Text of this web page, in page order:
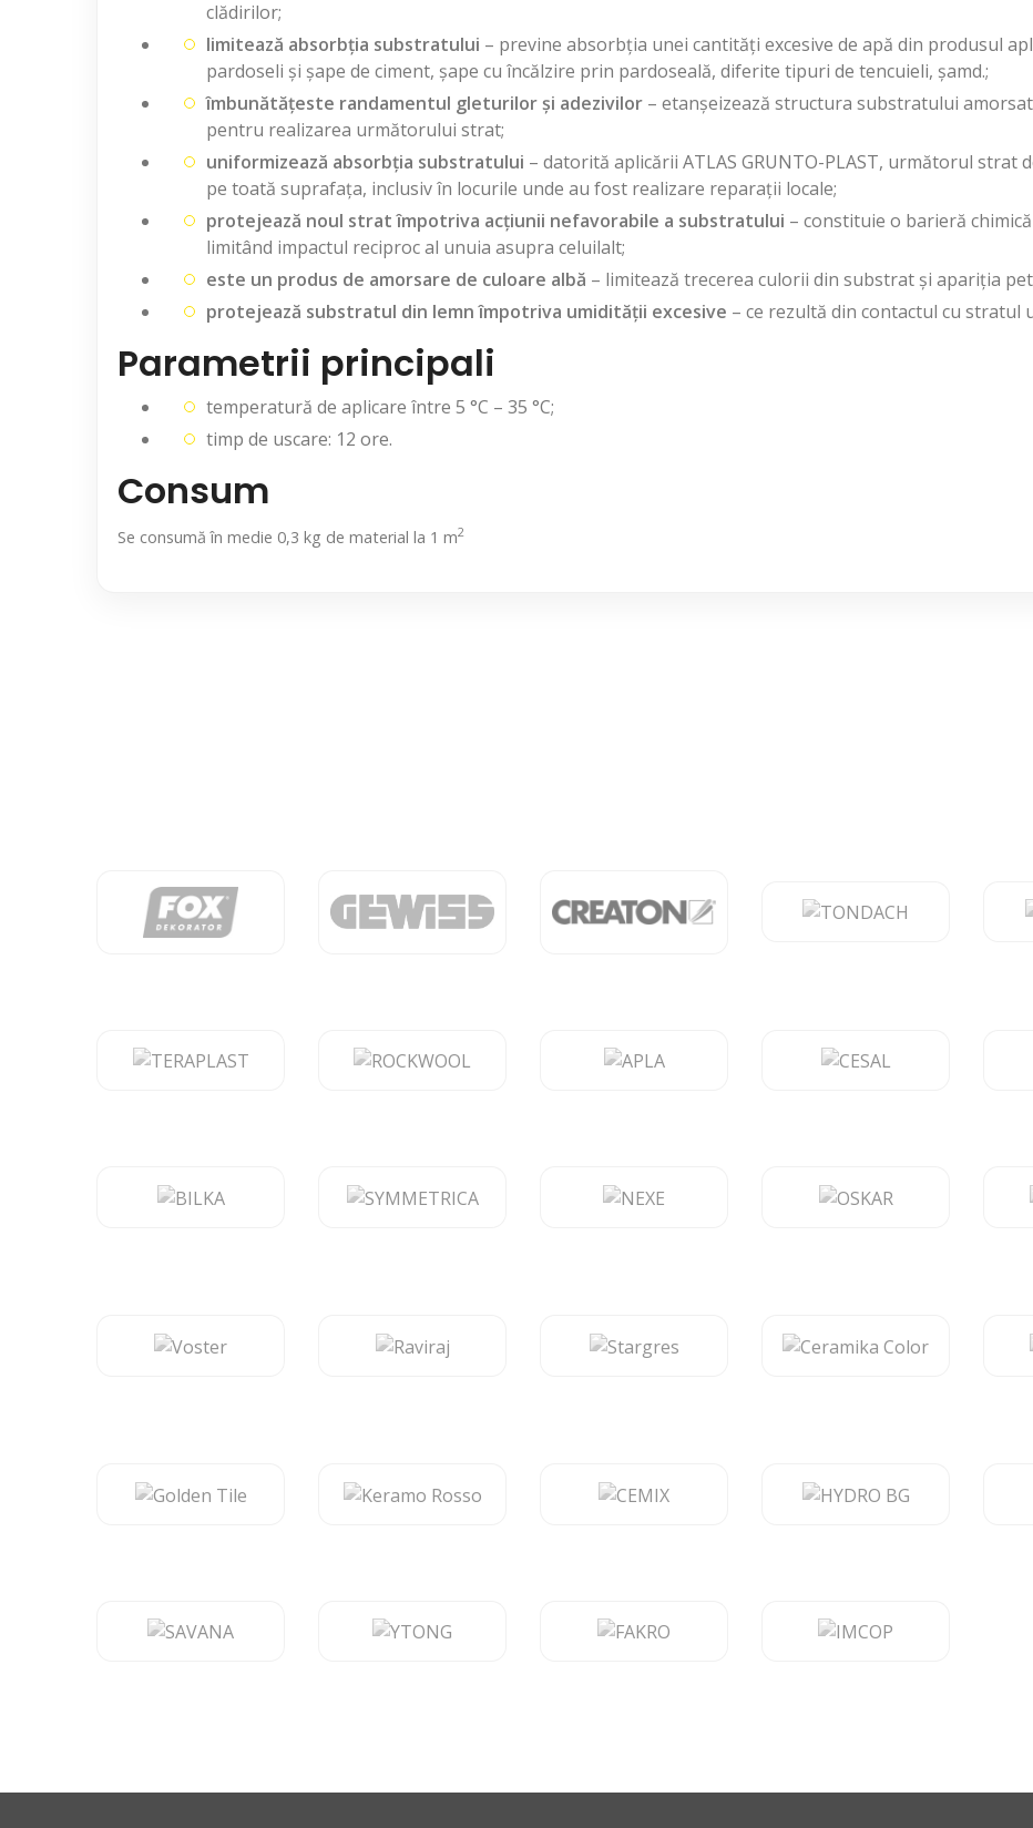
clădirilor;
limitează absorbția substratului – previne absorbția unei cantități excesive de apă din produsul
pardoseli și șape de ciment, șape cu încălzire prin pardoseală, diferite tipuri de tencuieli, șamd.;
îmbunătățeste randamentul gleturilor și adezivilor – etanșeizează structura substratului
pentru realizarea următorului strat;
uniformizează absorbția substratului – datorită aplicării ATLAS GRUNTO-PLAST, următorul strat
pe toată suprafața, inclusiv în locurile unde au fost realizare reparații locale;
protejează noul strat împotriva acțiunii nefavorabile a substratului – constituie o barieră
limitând impactul reciproc al unuia asupra celuilalt;
este un produs de amorsare de culoare albă – limitează trecerea culorii din substrat și apariția
protejează substratul din lemn împotriva umidității excesive – ce rezultă din contactul cu stratul
Parametrii principali
temperatură de aplicare între 5 °C – 35 °C;
timp de uscare: 12 ore.
Consum
Se consumă în medie 0,3 kg de material la 1 m2